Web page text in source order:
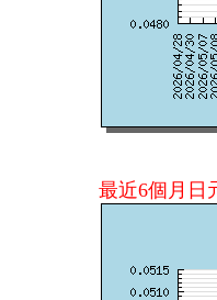
最近6個月日